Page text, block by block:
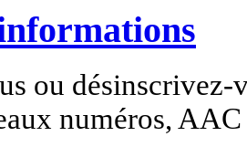
ou
numéros,